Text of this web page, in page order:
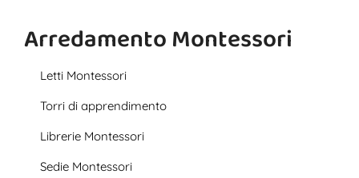
Arredamento Montessori
Letti Montessori
Torri di apprendimento
Librerie Montessori
Sedie Montessori